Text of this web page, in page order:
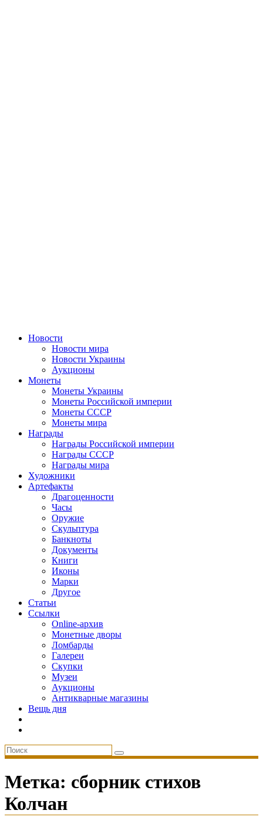
Новости
Новости мира
Новости Украины
Аукционы
Монеты
Монеты Украины
Монеты Российской империи
Монеты СССР
Монеты мира
Награды
Награды Российской империи
Награды СССР
Награды мира
Художники
Артефакты
Драгоценности
Часы
Оружие
Скульптура
Банкноты
Документы
Книги
Иконы
Марки
Другое
Статьи
Ссылки
Online-архив
Монетные дворы
Ломбарды
Галереи
Скупки
Музеи
Аукционы
Антикварные магазины
Вещь дня
Метка: сборник стихов
Колчан